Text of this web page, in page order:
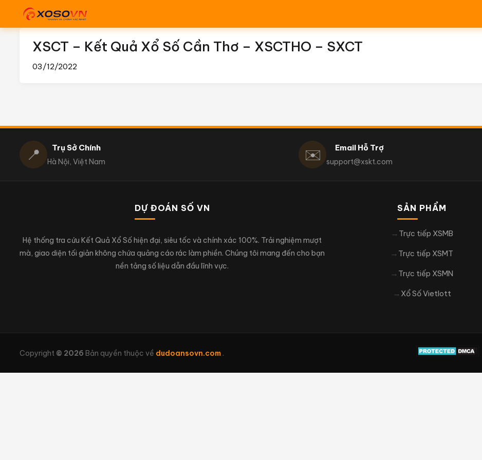
XSCT – Kết Quả Xổ Số Cần Thơ – XSCTHO – SXCT
03/12/2022
📍 Trụ Sở Chính
Hà Nội, Việt Nam ✉️ Email Hỗ Trợ
support@xskt.com
DỰ ĐOÁN SỐ VN
Hệ thống tra cứu Kết Quả Xổ Số hiện đại, siêu tốc và chính xác 100%. Trải nghiệm mượt
mà, giao diện tối giản không chứa quảng cáo rác làm phiền. Chúng tôi mang đến cho bạn
nền tảng số liệu dẫn đầu lĩnh vực.
SẢN PHẨM
Trực tiếp XSMB
Trực tiếp XSMT
Trực tiếp XSMN
Xổ Số Vietlott
Copyright © 2026 Bản quyền thuộc về dudoansovn.com .